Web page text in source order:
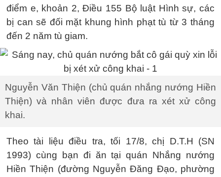
điểm e, khoản 2, Điều 155 Bộ luật Hình sự, các
bị can sẽ đối mặt khung hình phạt tù từ 3 tháng
đến 2 năm tù giam.
Nguyễn Văn Thiện (chủ quán nhắng nướng Hiền
Thiện) và nhân viên được đưa ra xét xử công
khai.
Theo tài liệu điều tra, tối 17/8, chị D.T.H (SN
1993) cùng bạn đi ăn tại quán Nhắng nướng
Hiền Thiện (đường Nguyễn Đăng Đạo, phường